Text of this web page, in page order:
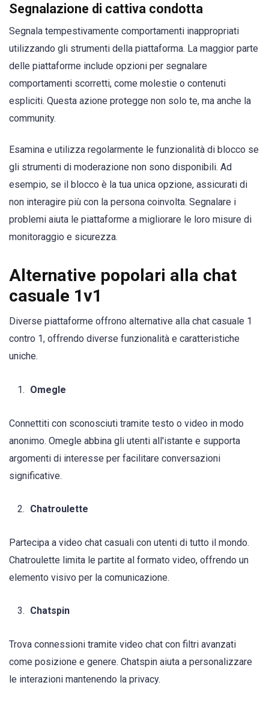
Segnalazione di cattiva condotta
Segnala tempestivamente comportamenti inappropriati
utilizzando gli strumenti della piattaforma. La maggior parte
delle piattaforme include opzioni per segnalare
comportamenti scorretti, come molestie o contenuti
espliciti. Questa azione protegge non solo te, ma anche la
community.
Esamina e utilizza regolarmente le funzionalità di blocco se
gli strumenti di moderazione non sono disponibili. Ad
esempio, se il blocco è la tua unica opzione, assicurati di
non interagire più con la persona coinvolta. Segnalare i
problemi aiuta le piattaforme a migliorare le loro misure di
monitoraggio e sicurezza.
Alternative popolari alla chat
casuale 1v1
Diverse piattaforme offrono alternative alla chat casuale 1
contro 1, offrendo diverse funzionalità e caratteristiche
uniche.
Omegle
Connettiti con sconosciuti tramite testo o video in modo
anonimo. Omegle abbina gli utenti all'istante e supporta
argomenti di interesse per facilitare conversazioni
significative.
Chatroulette
Partecipa a video chat casuali con utenti di tutto il mondo.
Chatroulette limita le partite al formato video, offrendo un
elemento visivo per la comunicazione.
Chatspin
Trova connessioni tramite video chat con filtri avanzati
come posizione e genere. Chatspin aiuta a personalizzare
le interazioni mantenendo la privacy.